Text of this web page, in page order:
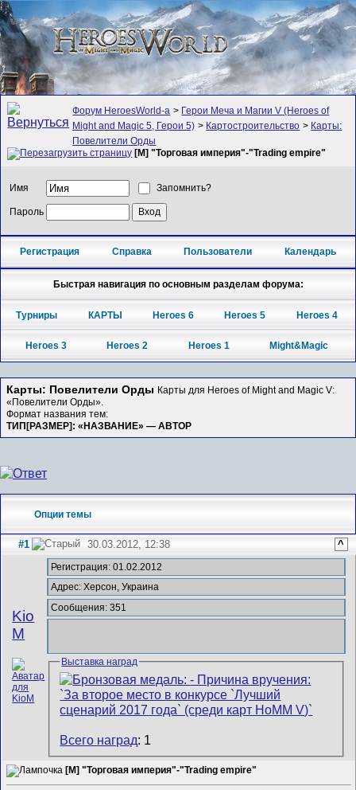
Форум HeroesWorld-а > Герои Меча и Магии V (Heroes of
Might and Magic 5, Герои 5) > Картостроительство > Карты:
Повелители Орды
[M] "Торговая империя"-"Trading empire"
Имя Запомнить?
Пароль
Регистрация Справка Пользователи Календарь
Быстрая навигация по основным разделам форума:
Турниры КАРТЫ Heroes 6 Heroes 5 Heroes 4
Heroes 3 Heroes 2 Heroes 1 Might&Magic
Карты: Повелители Орды Карты для Heroes of Might and Magic V:
«Повелители Орды».
Формат названия тем:
ТИП[РАЗМЕР]: «НАЗВАНИЕ» — АВТОР
Опции темы
#1 30.03.2012, 12:38 ^
Kio
M
Регистрация: 01.02.2012
Адрес: Херсон, Украина
Сообщения: 351
Выставка наград
Всего наград: 1
[M] "Торговая империя"-"Trading empire"